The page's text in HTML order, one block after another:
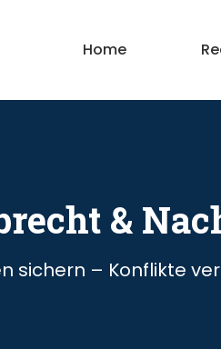
Home
&
sichern – Konflikte